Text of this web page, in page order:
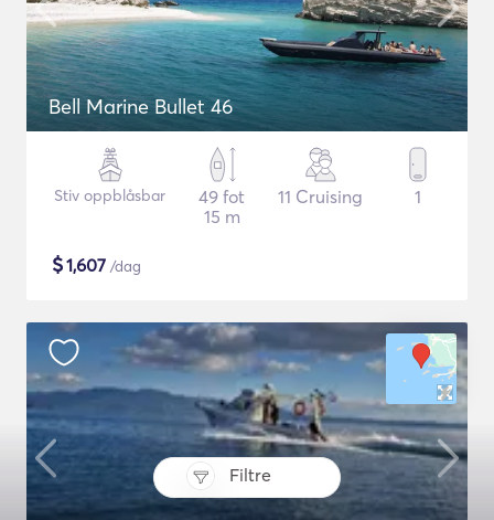
Filtre
Bell Marine Bullet 46
Stiv oppblåsbar
49 fot
15 m
11 Cruising 1
$1,607 /dag